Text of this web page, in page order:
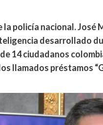
la policía nacional. José
desarrollado
14 ciudadanos
llamados préstamos